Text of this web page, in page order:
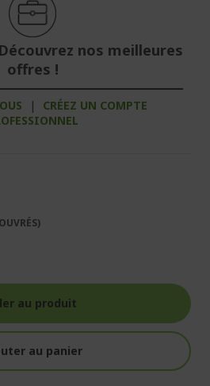
nos meilleures
offres !
|
CRÉEZ UN COMPTE
au produit
au panier